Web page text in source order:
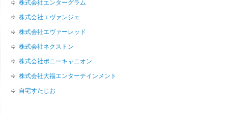
株式会社エンターグラム
株式会社エヴァンジェ
株式会社エヴァーレッド
株式会社ネクストン
株式会社ポニーキャニオン
株式会社大福エンターテインメント
自宅すたじお